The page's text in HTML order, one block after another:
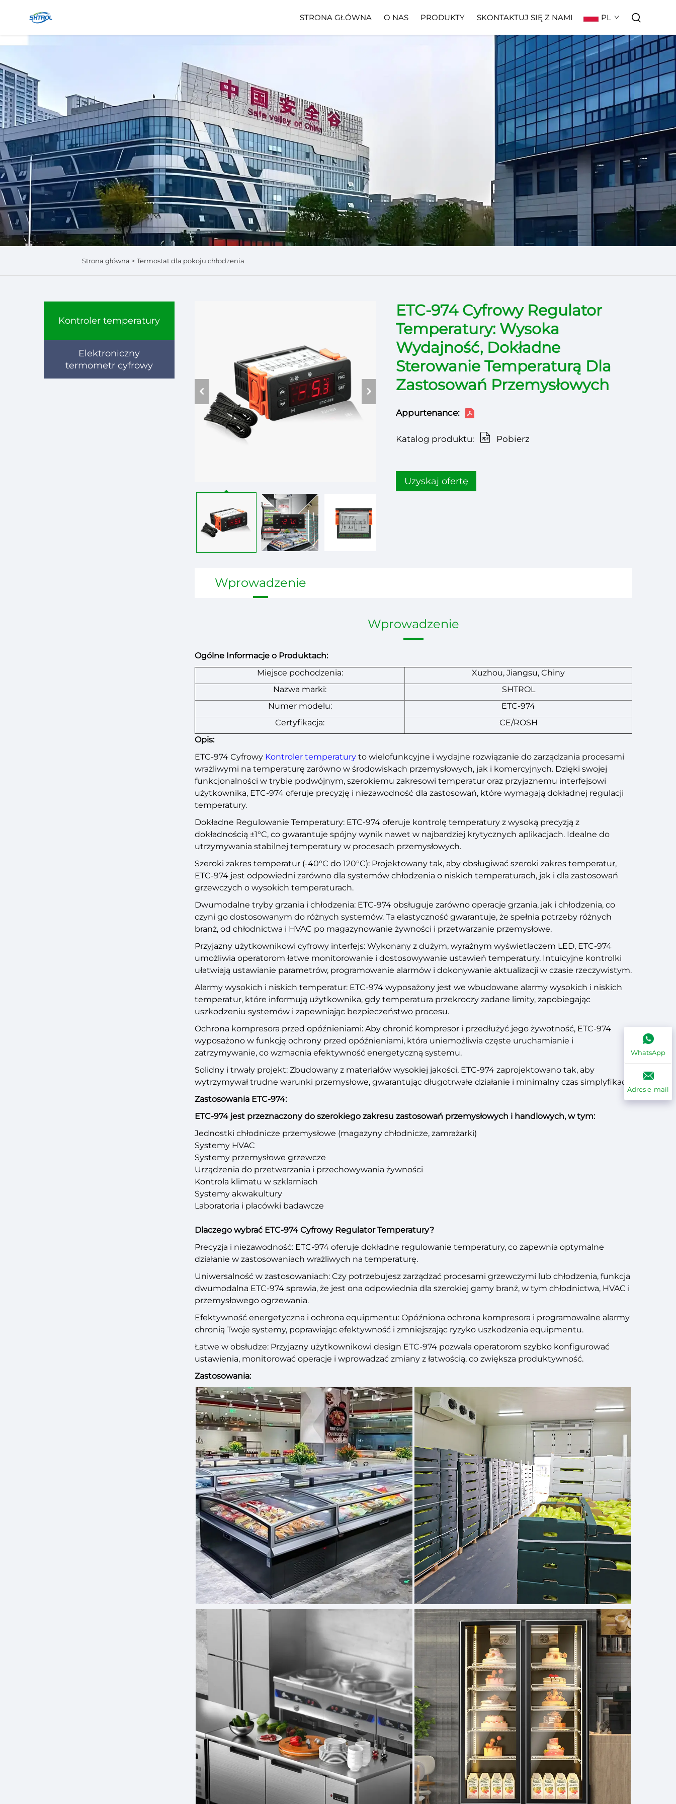
STRONA GŁÓWNA O NAS PRODUKTY SKONTAKTUJ SIĘ Z NAMI PL
Strona główna > Termostat dla pokoju chłodzenia
Kontroler temperatury
Elektroniczny
termometr cyfrowy
ETC-974 Cyfrowy Regulator
Temperatury: Wysoka
Wydajność, Dokładne
Sterowanie Temperaturą Dla
Zastosowań Przemysłowych
Appurtenance:
Katalog produktu: Pobierz
Uzyskaj ofertę
Wprowadzenie
Wprowadzenie
Ogólne Informacje o Produktach:
Miejsce pochodzenia:
Xuzhou, Jiangsu, Chiny
Nazwa marki:
SHTROL
Numer modelu:
ETC-974
Certyfikacja:
CE/ROSH
Opis:
ETC-974 Cyfrowy Kontroler temperatury to wielofunkcyjne i wydajne rozwiązanie do zarządzania procesami
wrażliwymi na temperaturę zarówno w środowiskach przemysłowych, jak i komercyjnych. Dzięki swojej
funkcjonalności w trybie podwójnym, szerokiemu zakresowi temperatur oraz przyjaznemu interfejsowi
użytkownika, ETC-974 oferuje precyzję i niezawodność dla zastosowań, które wymagają dokładnej regulacji
temperatury.
Dokładne Regulowanie Temperatury: ETC-974 oferuje kontrolę temperatury z wysoką precyzją z
dokładnością ±1°C, co gwarantuje spójny wynik nawet w najbardziej krytycznych aplikacjach. Idealne do
utrzymywania stabilnej temperatury w procesach przemysłowych.
Szeroki zakres temperatur (-40°C do 120°C): Projektowany tak, aby obsługiwać szeroki zakres temperatur,
ETC-974 jest odpowiedni zarówno dla systemów chłodzenia o niskich temperaturach, jak i dla zastosowań
grzewczych o wysokich temperaturach.
Dwumodalne tryby grzania i chłodzenia: ETC-974 obsługuje zarówno operacje grzania, jak i chłodzenia, co
czyni go dostosowanym do różnych systemów. Ta elastyczność gwarantuje, że spełnia potrzeby różnych
branż, od chłodnictwa i HVAC po magazynowanie żywności i przetwarzanie przemysłowe.
Przyjazny użytkownikowi cyfrowy interfejs: Wykonany z dużym, wyraźnym wyświetlaczem LED, ETC-974
umożliwia operatorom łatwe monitorowanie i dostosowywanie ustawień temperatury. Intuicyjne kontrolki
ułatwiają ustawianie parametrów, programowanie alarmów i dokonywanie aktualizacji w czasie rzeczywistym.
Alarmy wysokich i niskich temperatur: ETC-974 wyposażony jest we wbudowane alarmy wysokich i niskich
temperatur, które informują użytkownika, gdy temperatura przekroczy zadane limity, zapobiegając
uszkodzeniu systemów i zapewniając bezpieczeństwo procesu.
Ochrona kompresora przed opóźnieniami: Aby chronić kompresor i przedłużyć jego żywotność, ETC-974
wyposażono w funkcję ochrony przed opóźnieniami, która uniemożliwia częste uruchamianie i
zatrzymywanie, co wzmacnia efektywność energetyczną systemu.
Solidny i trwały projekt: Zbudowany z materiałów wysokiej jakości, ETC-974 zaprojektowano tak, aby
wytrzymywał trudne warunki przemysłowe, gwarantując długotrwałe działanie i minimalny czas simplyfikacji.
Zastosowania ETC-974:
ETC-974 jest przeznaczony do szerokiego zakresu zastosowań przemysłowych i handlowych, w tym:
Jednostki chłodnicze przemysłowe (magazyny chłodnicze, zamrażarki)
Systemy HVAC
Systemy przemysłowe grzewcze
Urządzenia do przetwarzania i przechowywania żywności
Kontrola klimatu w szklarniach
Systemy akwakultury
Laboratoria i placówki badawcze
Dlaczego wybrać ETC-974 Cyfrowy Regulator Temperatury?
Precyzja i niezawodność: ETC-974 oferuje dokładne regulowanie temperatury, co zapewnia optymalne
działanie w zastosowaniach wrażliwych na temperaturę.
Uniwersalność w zastosowaniach: Czy potrzebujesz zarządzać procesami grzewczymi lub chłodzenia, funkcja
dwumodalna ETC-974 sprawia, że jest ona odpowiednia dla szerokiej gamy branż, w tym chłodnictwa, HVAC i
przemysłowego ogrzewania.
Efektywność energetyczna i ochrona equipmentu: Opóźniona ochrona kompresora i programowalne alarmy
chronią Twoje systemy, poprawiając efektywność i zmniejszając ryzyko uszkodzenia equipmentu.
Łatwe w obsłudze: Przyjazny użytkownikowi design ETC-974 pozwala operatorom szybko konfigurować
ustawienia, monitorować operacje i wprowadzać zmiany z łatwością, co zwiększa produktywność.
Zastosowania:
WhatsApp
Adres e-mail